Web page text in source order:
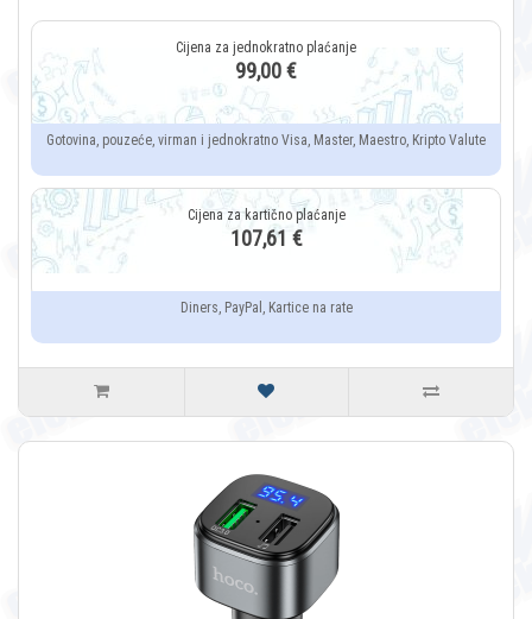
99,00 €
Gotovina, pouzeće, virman i jednokratno Visa, Master, Maestro, Kripto Valute
107,61 €
Diners, PayPal, Kartice na rate